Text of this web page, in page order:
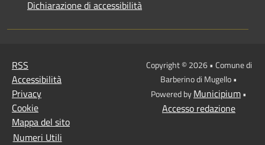
Dichiarazione di accessibilità
RSS
Accessibilità
Privacy
Cookie
Mappa del sito
Numeri Utili
Copyright © 2026 • Comune di
Barberino di Mugello •
Powered byMunicipium•
Accesso redazione